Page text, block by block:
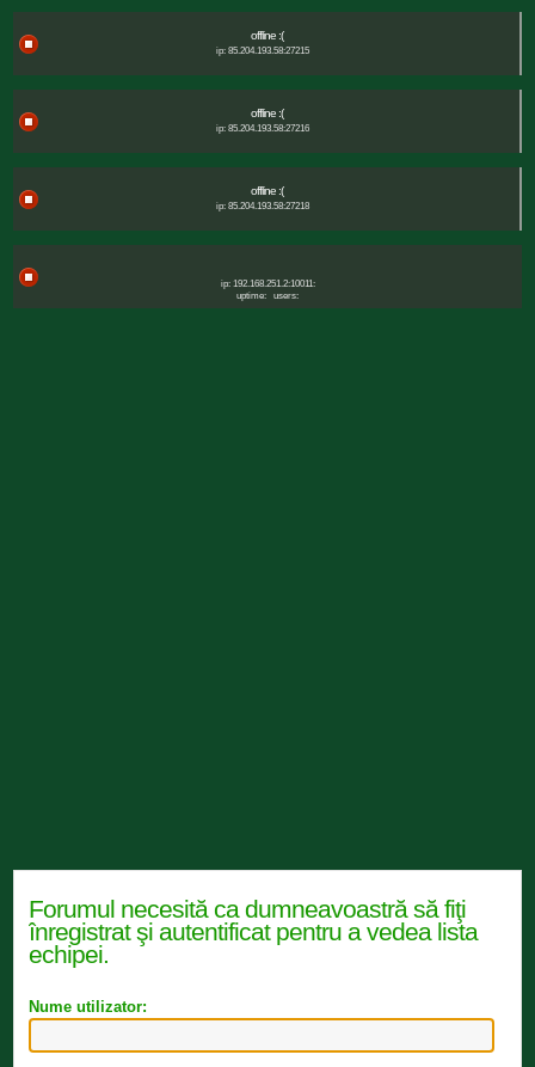
offline :(
ip: 85.204.193.58:27215
offline :(
ip: 85.204.193.58:27216
offline :(
ip: 85.204.193.58:27218
ip: 192.168.251.2:10011:
uptime:
users:
Forumul necesită ca dumneavoastră să fiţi
înregistrat şi autentificat pentru a vedea lista
echipei.
Nume utilizator: